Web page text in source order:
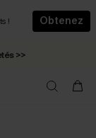
!
Obtenez
>>